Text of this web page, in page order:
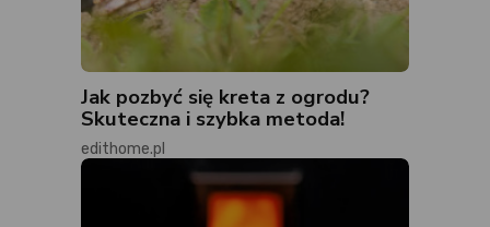
Jak pozbyć się kreta z ogrodu?
Skuteczna i szybka metoda!
edithome.pl